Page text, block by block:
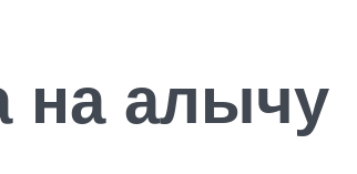
на алычу